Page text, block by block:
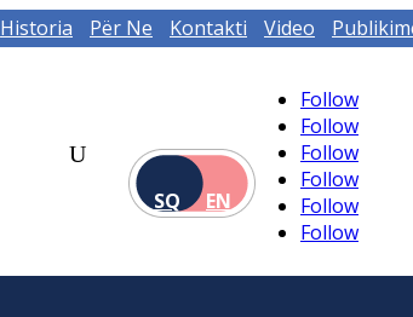
Historia Për Ne Kontakti Video
SQ
EN
Follow
Follow
Follow
Follow
Follow
Follow